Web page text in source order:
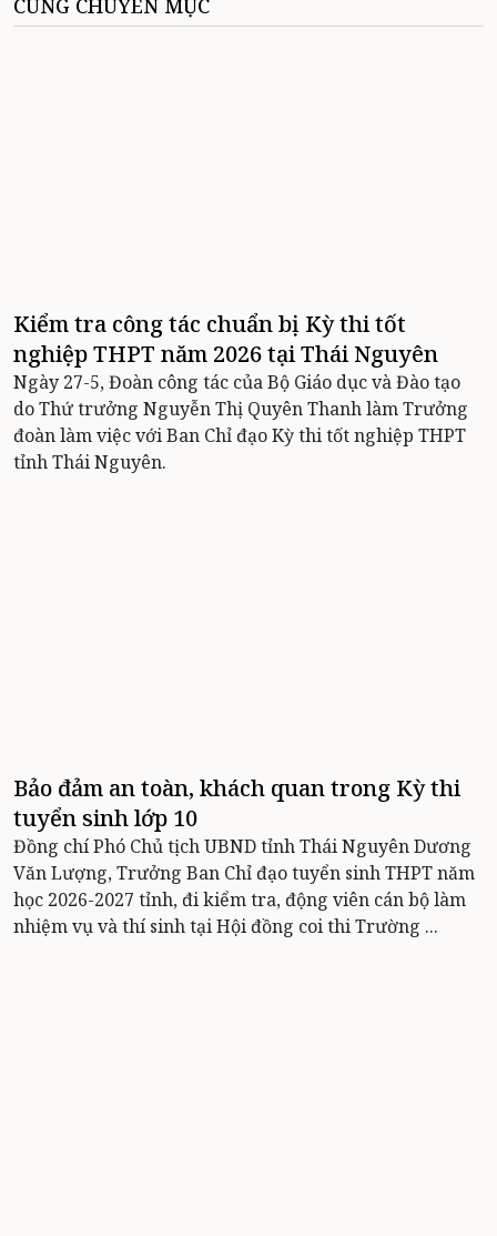
CÙNG CHUYÊN MỤC
Kiểm tra công tác chuẩn bị Kỳ thi tốt
nghiệp THPT năm 2026 tại Thái Nguyên
Ngày 27-5, Đoàn công tác của Bộ Giáo dục và Đào tạo
do Thứ trưởng Nguyễn Thị Quyên Thanh làm Trưởng
đoàn làm việc với Ban Chỉ đạo Kỳ thi tốt nghiệp THPT
tỉnh Thái Nguyên.
Bảo đảm an toàn, khách quan trong Kỳ thi
tuyển sinh lớp 10
Đồng chí Phó Chủ tịch UBND tỉnh Thái Nguyên Dương
Văn Lượng, Trưởng Ban Chỉ đạo tuyển sinh THPT năm
học 2026-2027 tỉnh, đi kiểm tra, động viên cán bộ làm
nhiệm vụ và thí sinh tại Hội đồng coi thi Trường ...